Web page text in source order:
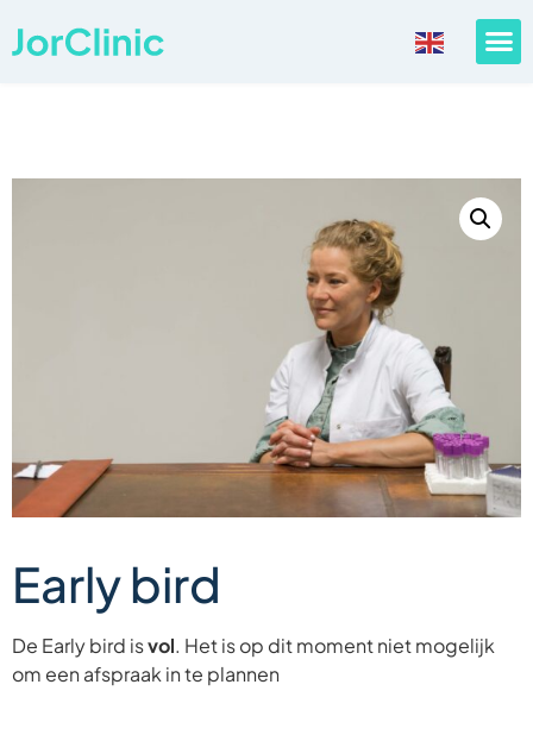
Early bird
De Early bird isvol. Het is op dit moment niet mogelijk
om een afspraak in te plannen